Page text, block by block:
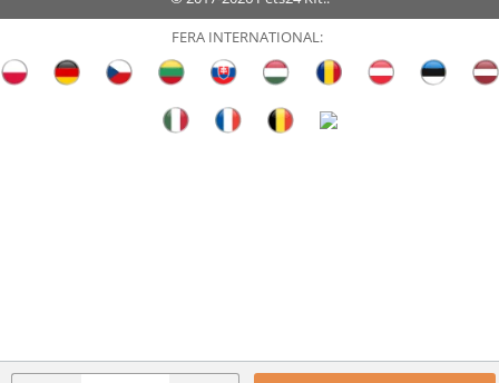
FERA INTERNATIONAL: